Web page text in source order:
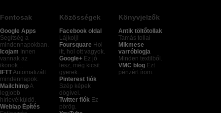
Fontosak
Google Apps
Segítség a
mindennapokban.
Icojam Innen
vannak az
ikonok…
IFTTAutomatizált
mindennapok.
MailchimpA
legjobb
hírlevélküldő.
Weblap Építés
Közösségek
Facebook oldal
Lájkolj!
Foursquare Hol
itt, hol ott vagyok.
Google+ Ez jó
lesz, még kicsit
gyerek…
Pinterest fiók
Szép képek
dögivel.
Twitter fiók Ez
pörög.
Könyvjelzők
Antik töltőtollak
Tamás tollai
Mikmese
varróblogja
Minden textilből.
VMC blog Ezt
pénzért írom.